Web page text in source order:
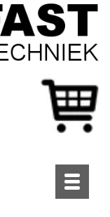
Toggle